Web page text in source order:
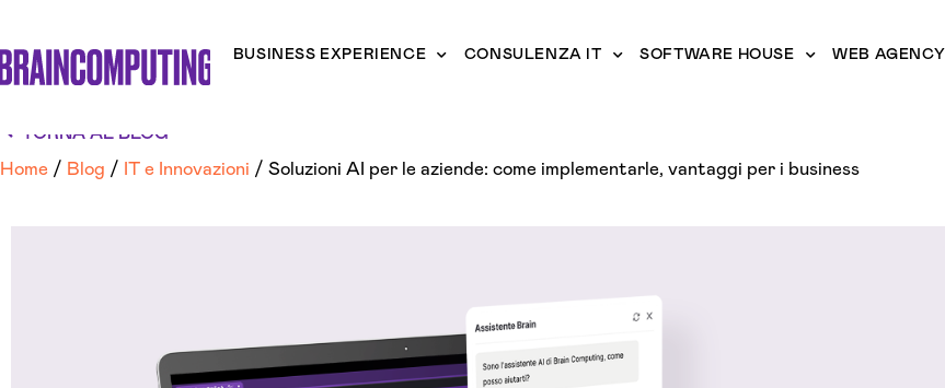
BUSINESS EXPERIENCE CONSULENZA IT SOFTWARE HOUSE WEB AGENCY
TORNA AL BLOG
Home / Blog / IT e Innovazioni / Soluzioni AI per le aziende: come implementarle, vantaggi per i business